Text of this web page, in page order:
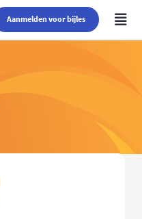
Aanmelden voor bijles